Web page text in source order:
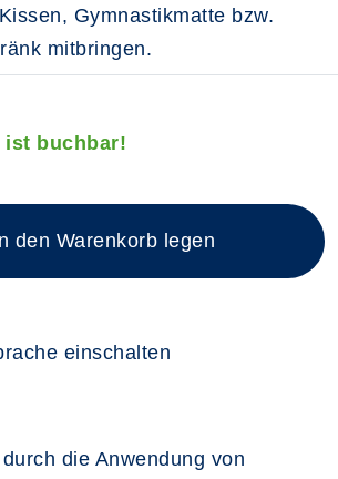
Gymnastikmatte bzw.
mitbringen.
ist buchbar!
den Warenkorb legen
einschalten
die Anwendung von